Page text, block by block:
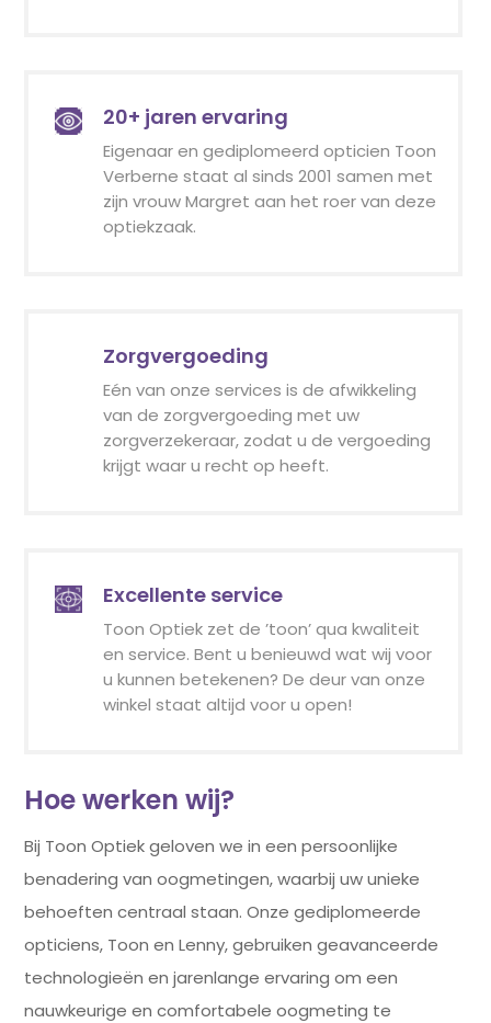
20+ jaren ervaring
Eigenaar en gediplomeerd opticien Toon
Verberne staat al sinds 2001 samen met
zijn vrouw Margret aan het roer van deze
optiekzaak.
Zorgvergoeding
Eén van onze services is de afwikkeling
van de zorgvergoeding met uw
zorgverzekeraar, zodat u de vergoeding
krijgt waar u recht op heeft.
Excellente service
Toon Optiek zet de ’toon’ qua kwaliteit
en service. Bent u benieuwd wat wij voor
u kunnen betekenen? De deur van onze
winkel staat altijd voor u open!
Hoe werken wij?
Bij Toon Optiek geloven we in een persoonlijke
benadering van oogmetingen, waarbij uw unieke
behoeften centraal staan. Onze gediplomeerde
opticiens, Toon en Lenny, gebruiken geavanceerde
technologieën en jarenlange ervaring om een
nauwkeurige en comfortabele oogmeting te